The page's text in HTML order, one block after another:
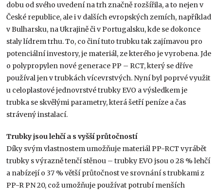
dobu od svého uvedení na trh značně rozšířila, a to nejen v
České republice, ale i v dalších evropských zemích, například
v Bulharsku, na Ukrajině či v Portugalsku, kde se dokonce
staly lídrem trhu. To, co činí tuto trubku tak zajímavou pro
potenciální investory, je materiál, ze kterého je vyrobena. Jde
o polypropylen nové generace PP – RCT, který se dříve
používal jen v trubkách vícevrstvých. Nyní byl poprvé využit
u celoplastové jednovrstvé trubky EVO a výsledkem je
trubka se skvělými parametry, která šetří peníze a čas
strávený instalací.
Trubky jsou lehčí a s vyšší průtočností
Díky svým vlastnostem umožňuje materiál PP-RCT vyrábět
trubky s výrazně tenčí stěnou – trubky EVO jsou o 28 % lehčí
a nabízejí o 37 % větší průtočnost ve srovnání s trubkami z
PP-R PN 20, což umožňuje používat potrubí menších